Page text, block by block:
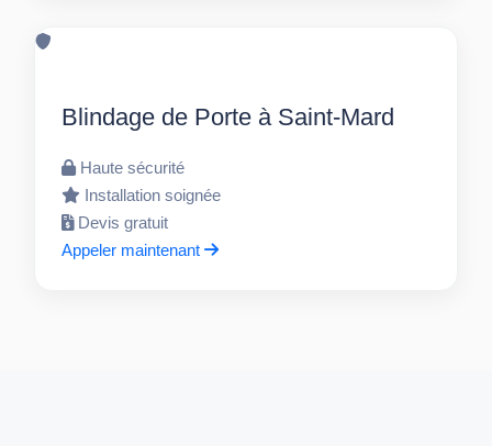
Blindage de Porte à Saint-Mard
Haute sécurité
Installation soignée
Devis gratuit
Appeler maintenant